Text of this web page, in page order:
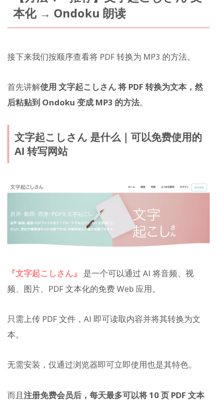
本化 → Ondoku 朗读
接下来我们按顺序查看将 PDF 转换为 MP3 的方法。
首先讲解使用 文字起こしさん 将 PDF 转换为文本，然
后粘贴到 Ondoku 变成 MP3 的方法。
文字起こしさん 是什么｜可以免费使用的
AI 转写网站
『文字起こしさん』
是一个可以通过 AI 将音频、视
频、图片、PDF 文本化的免费 Web 应用。
只需上传 PDF 文件，AI 即可读取内容并将其转换为文
本。
无需安装，仅通过浏览器即可立即使用也是其特色。
而且注册免费会员后，每天最多可以将 10 页 PDF 文本